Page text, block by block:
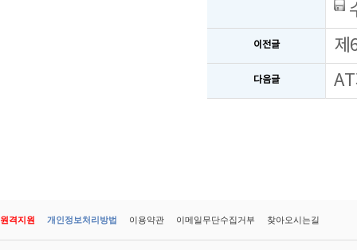
이전글 제
다음글
원격지원 개인정보처리방법 이용약관 이메일무단수집거부 찾아오시는길